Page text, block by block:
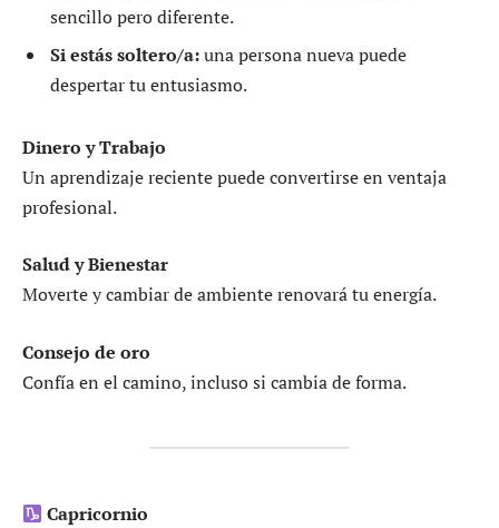
sencillo pero diferente.
Si estás soltero/a:una persona nueva puede
despertar tu entusiasmo.
Dinero y Trabajo
Un aprendizaje reciente puede convertirse en ventaja
profesional.
Salud y Bienestar
Moverte y cambiar de ambiente renovará tu energía.
Consejo de oro
Confía en el camino, incluso si cambia de forma.
Capricornio